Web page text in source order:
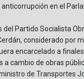
en el
del Partido Socialista
considerado por
encarcelado a
a cambio de obras
de Transportes